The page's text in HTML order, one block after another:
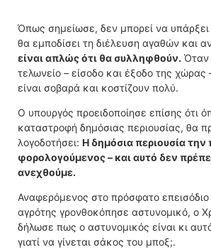
Όπως σημείωσε, δεν μπορεί να
θα εμποδίσει τη διέλευση αγαθών και
είναι απλώς ότι θα συλληφθούν. Όταν
τελωνείο – είσοδο και έξοδο της
είναι σοβαρά και κοστίζουν πολύ.
Ο υπουργός προειδοποίησε επίσης ότι
καταστροφή δημόσιας περιουσίας, θα
λογοδοτήσει: Η δημόσια περιουσία την
φορολογούμενος – και αυτό δεν
ανεχθούμε.
Αναφερόμενος στο πρόσφατο
αγρότης γρονθοκόπησε αστυνομικό, ο
δήλωσε πως ο αστυνομικός είναι κι
γιατί να γίνεται σάκος του μποξ;.